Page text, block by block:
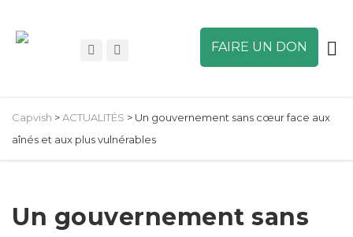
FAIRE UN DON
Capvish >ACTUALITÉS > Un gouvernement sans cœur face aux
aînés et aux plus vulnérables
Un gouvernement sans